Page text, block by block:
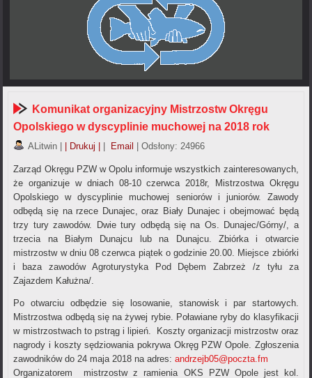
Komunikat organizacyjny Mistrzostw Okręgu
Opolskiego w dyscyplinie muchowej na 2018 rok
ALitwin | Drukuj | Email | Odsłony: 24966
Zarząd Okręgu PZW w Opolu informuje wszystkich zainteresowanych,
że organizuje w dniach 08-10 czerwca 2018r, Mistrzostwa Okręgu
Opolskiego w dyscyplinie muchowej seniorów i juniorów. Zawody
odbędą się na rzece Dunajec, oraz Biały Dunajec i obejmować będą
trzy tury zawodów. Dwie tury odbędą się na Os. Dunajec/Górny/, a
trzecia na Białym Dunajcu lub na Dunajcu. Zbiórka i otwarcie
mistrzostw w dniu 08 czerwca piątek o godzinie 20.00. Miejsce zbiórki
i baza zawodów Agroturystyka Pod Dębem Zabrzeż /z tyłu za
Zajazdem Kałużna/.
Po otwarciu odbędzie się losowanie, stanowisk i par startowych.
Mistrzostwa odbędą się na żywej rybie. Poławiane ryby do klasyfikacji
w mistrzostwach to pstrąg i lipień. Koszty organizacji mistrzostw oraz
nagrody i koszty sędziowania pokrywa Okręg PZW Opole. Zgłoszenia
zawodników do 24 maja 2018 na adres:andrzejb05@poczta.fm
Organizatorem mistrzostw z ramienia OKS PZW Opole jest kol.